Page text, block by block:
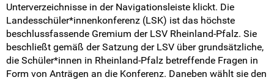
Unterverzeichnisse in der Navigationsleiste klickt. Die
Landesschüler*innenkonferenz (LSK) ist das höchste
beschlussfassende Gremium der LSV Rheinland-Pfalz. Sie
beschließt gemäß der Satzung der LSV über grundsätzliche,
die Schüler*innen in Rheinland-Pfalz betreffende Fragen in
Form von Anträgen an die Konferenz. Daneben wählt sie den